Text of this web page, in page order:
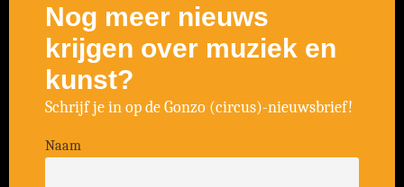
Nog meer nieuws
krijgen over muziek en
kunst?
Schrijf je in op de Gonzo (circus)-nieuwsbrief!
Naam